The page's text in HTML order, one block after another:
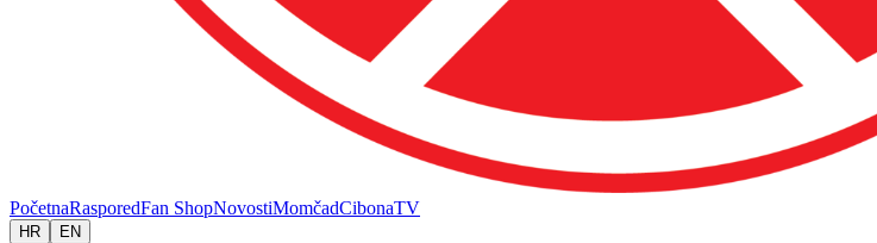
PočetnaRasporedFan ShopNovostiMomčadCibonaTV
HR EN